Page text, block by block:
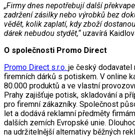
„Firmy dnes nepotřebují další
zadržení zásilky nebo výrobků bez
vědět, kolik zaplatí, kdy zboží
dárek nebudou stydět,“uzavírá
O společnosti Promo Direct
Promo Direct s.r.o. je český dodavatel
firemních dárků s potiskem. V online
80.000 produktů a ve vlastní
Prahy zajišťuje potisk, skladování a
pro firemní zákazníky. Společnost
let a dodává reklamní předměty
dalších zemích Evropské unie.
na udržitelnější alternativy běžných